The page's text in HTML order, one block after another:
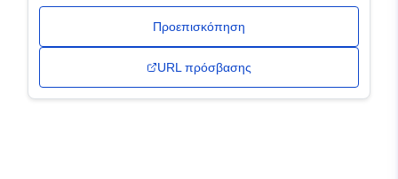
Προεπισκόπηση
URL πρόσβασης